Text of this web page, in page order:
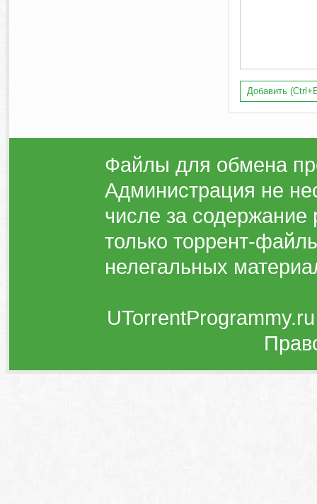
Добавить
Файлы для обмена
Администрация не
числе за
только торрент-
нелегальных
UTorrentProgrammy.ru